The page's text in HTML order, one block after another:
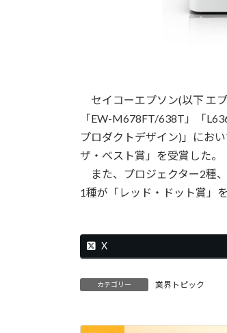
セイコーエプソン(以下 エ
「EW-M678FT/638T」「
プロダクトデザイン)」にお
ザ・ベスト賞」を受賞した。
また、プロジェクター2種
1種が「レッド・ドット賞」
X
カテゴリー 業界トピック